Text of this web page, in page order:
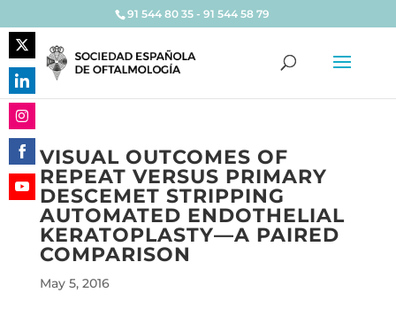
91 544 80 35 - 91 544 58 79
VISUAL OUTCOMES OF
REPEAT VERSUS PRIMARY
DESCEMET STRIPPING
AUTOMATED ENDOTHELIAL
KERATOPLASTY—A PAIRED
COMPARISON
May 5, 2016
Share
on
Twitter
Share
on
LinkedIn
Share
on
Instagram
Share
on
Facebook
Share
YouTube